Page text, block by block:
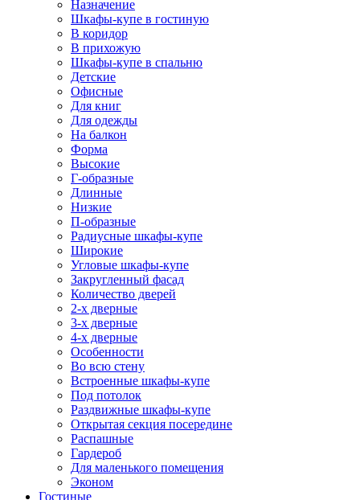
Назначение
Шкафы-купе в гостиную
В коридор
В прихожую
Шкафы-купе в спальню
Детские
Офисные
Для книг
Для одежды
На балкон
Форма
Высокие
Г-образные
Длинные
Низкие
П-образные
Радиусные шкафы-купе
Широкие
Угловые шкафы-купе
Закругленный фасад
Количество дверей
2-х дверные
3-х дверные
4-х дверные
Особенности
Во всю стену
Встроенные шкафы-купе
Под потолок
Раздвижные шкафы-купе
Открытая секция посередине
Распашные
Гардероб
Для маленького помещения
Эконом
Гостиные